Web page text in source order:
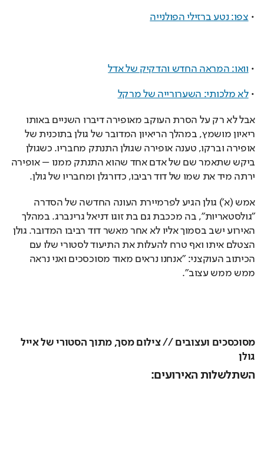
צפו: נטע ברזילי הפולנייה
וואו: המראה החדש והדקיק של אדל
לא מלכותי: השערורייה של מרקל
אבל לא רק על הסרת העוקב מאופירה דיברו השניים באותו
ריאיון מושמץ, במהלך הריאיון המדובר של גולן בתוכנית של
אופירה וברקו, טענה אופירה שגולן התנתק מחבריו. כשגולן
ביקש שתאמר שם של אדם אחד שהוא התנתק ממנו – אופירה
ירתה מיד את שמו של דוד רביבו, כדורגלן ומחבריו של גולן.
אמש (א') גולן הגיע לפרמיירת העונה החדשה של הסדרה
"גולסטאריות", בה מככבת גם בת זוגו דניאל גרינברג. במהלך
האירוע ישב בסמוך אליו לא אחר מאשר דוד רביבו המדובר. גולן
הצטלם איתו ואף טרח להעלות את התיעוד לסטורי שלו עם
הכיתוב העוקצני: "אנחנו נראים מאוד מסוכסכים ואני נראה
ממש ממש עצוב".
מסוכסכים ועצובים // צילום מסך, מתוך הסטורי של אייל
גולן
השתלשלות האירועים: